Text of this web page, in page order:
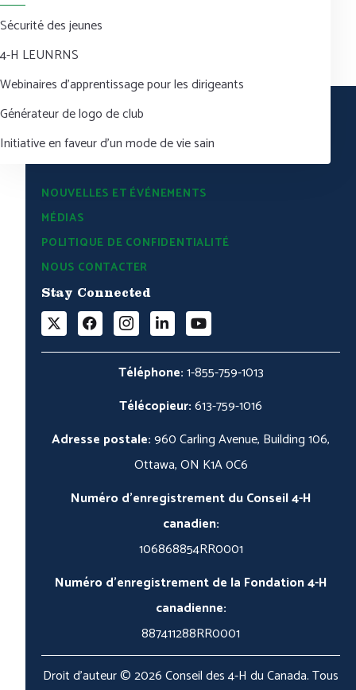
Sécurité des jeunes
4-H LEUNRNS
Webinaires d’apprentissage pour les dirigeants
Générateur de logo de club
Initiative en faveur d’un mode de vie sain
NOUVELLES ET ÉVÉNEMENTS
MÉDIAS
POLITIQUE DE CONFIDENTIALITÉ
NOUS CONTACTER
Stay Connected
Téléphone:1-855-759-1013
Télécopieur:613-759-1016
Adresse postale:960 Carling Avenue, Building 106,
Ottawa, ON K1A 0C6
Numéro d'enregistrement du Conseil 4-H
canadien:
106868854RR0001
Numéro d'enregistrement de la Fondation 4-H
canadienne:
887411288RR0001
Droit d'auteur © 2026 Conseil des 4-H du Canada. Tous